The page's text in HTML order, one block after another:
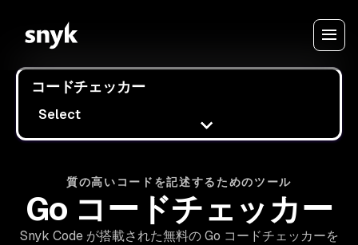
コードチェッカー
Select
質の高いコードを記述するためのツール
Go コードチェッカー
Snyk Code が搭載された無料の Go コードチェッカーを